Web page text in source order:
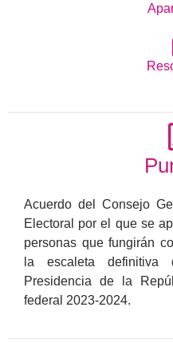
Acuerdo del Consejo
Electoral por el que se
personas que fungirán
la escaleta
Presidencia de la
federal 2023-2024.